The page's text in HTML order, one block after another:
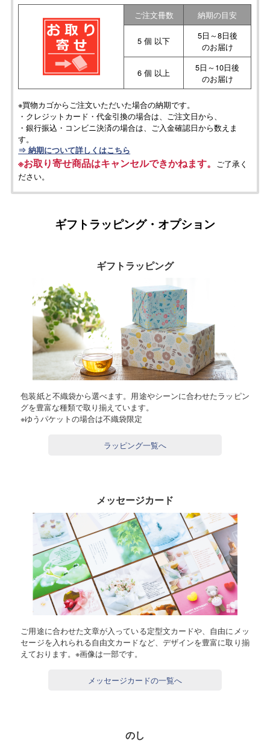
ご注文冊数 納期の目安
5 個 以下
5日～8日後
のお届け
6 個 以上
5日～10日後
のお届け
※買物カゴからご注文いただいた場合の納期です。
・クレジットカード・代金引換の場合は、ご注文日から、
・銀行振込・コンビニ決済の場合は、ご入金確認日から数えま
す。
⇒ 納期について詳しくはこちら
※お取り寄せ商品はキャンセルできかねます。 ご了承く
ださい。
ギフトラッピング・オプション
ギフトラッピング
包装紙と不織袋から選べます。用途やシーンに合わせたラッピン
グを豊富な種類で取り揃えています。
※ゆうパケットの場合は不織袋限定
ラッピング一覧へ
メッセージカード
ご用途に合わせた文章が入っている定型文カードや、自由にメッ
セージを入れられる自由文カードなど、デザインを豊富に取り揃
えております。※画像は一部です。
メッセージカードの一覧へ
のし